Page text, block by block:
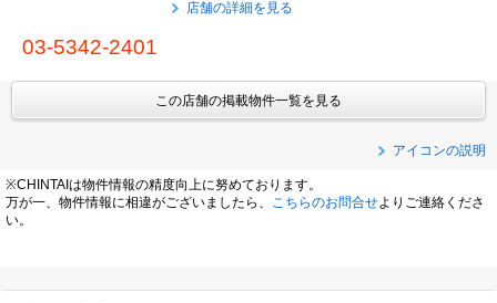
店舗の詳細を見る
03-5342-2401
この店舗の掲載物件一覧を見る
アイコンの説明
※CHINTAIは物件情報の精度向上に努めております。
万が一、物件情報に相違がございましたら、
こちらのお問合せよりご連絡くださ
い。